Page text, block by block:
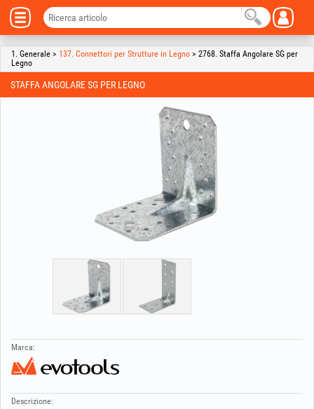
1. Generale > 137. Connettori per Strutture in Legno > 2768. Staffa Angolare SG per
Legno
STAFFA ANGOLARE SG PER LEGNO
Marca:
Descrizione: